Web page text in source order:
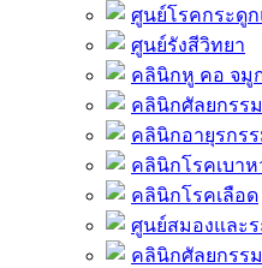
ศูนย์โรคกระดู
ศูนย์รังสีวิทยา
คลินิกหู คอ จมู
คลินิกศัลยกรร
คลินิกอายุรกร
คลินิกโรคเบา
คลินิกโรคเลือด
ศูนย์สมองและ
คลินิกศัลยกรรม